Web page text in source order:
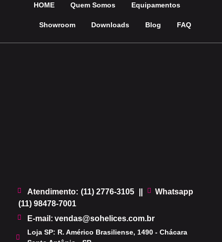
HOME Quem Somos Equipamentos
Showroom Downloads Blog FAQ
Atendimento: (11) 2776-3105
Whatsapp
(11) 98478-7001
E-mail: vendas@sohelices.com.br
Loja SP: R. Américo Brasiliense, 1490 - Chácara